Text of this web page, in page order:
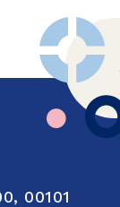
00101